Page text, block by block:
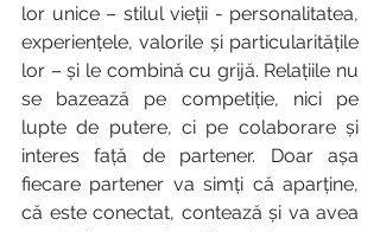
lor unice – stilul vieții - personalitatea,
experiențele, valorile și particularitățile
lor – și le combină cu grijă. Relațiile nu
se bazează pe competiție, nici pe
lupte de putere, ci pe colaborare și
interes față de partener. Doar așa
fiecare partener va simți că aparține,
că este conectat, contează și va avea